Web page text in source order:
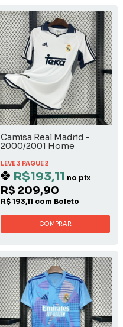
Camisa Real Madrid -
2000/2001 Home
LEVE 3 PAGUE 2
R$193,11 no pix
R$ 209,90
R$ 193,11 com Boleto
COMPRAR